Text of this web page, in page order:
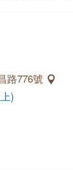
路776號
)